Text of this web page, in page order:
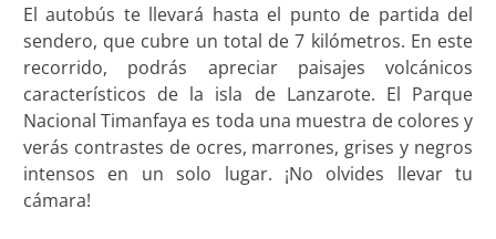
El autobús te llevará hasta el punto de partida del
sendero, que cubre un total de 7 kilómetros. En este
recorrido, podrás apreciar paisajes volcánicos
característicos de la isla de Lanzarote. El Parque
Nacional Timanfaya es toda una muestra de colores y
verás contrastes de ocres, marrones, grises y negros
intensos en un solo lugar. ¡No olvides llevar tu
cámara!